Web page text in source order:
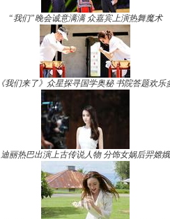
“我们”晚会诚意满满 众嘉宾上演热舞魔术
《我们来了》众星探寻国学奥秘 书院答题欢乐
迪丽热巴出演上古传说人物 分饰女娲后羿嫦娥